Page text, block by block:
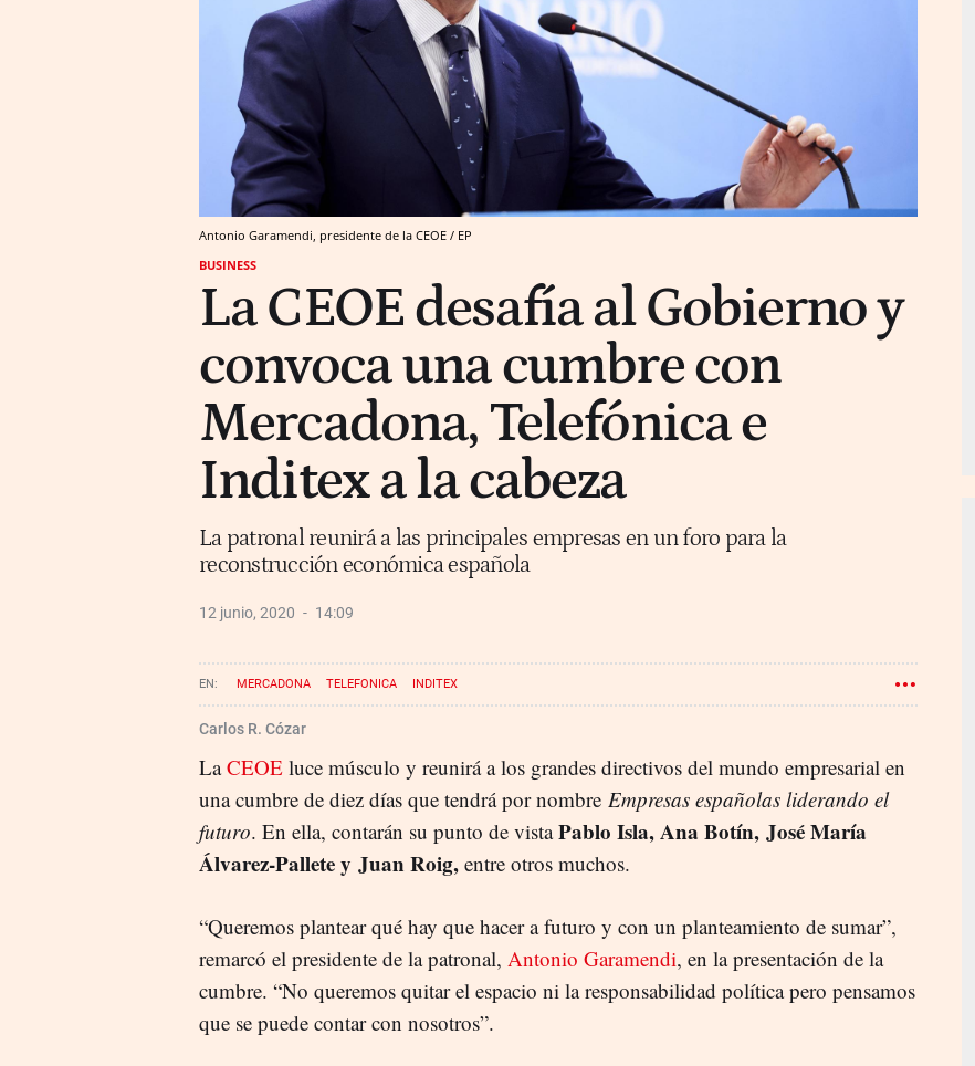
Antonio Garamendi, presidente de la CEOE / EP
BUSINESS
La CEOE desafía al Gobierno y
convoca una cumbre con
Mercadona, Telefónica e
Inditex a la cabeza
La patronal reunirá a las principales empresas en un foro para la
reconstrucción económica española
12 junio, 2020 14:09
MERCADONA TELEFONICA INDITEX
Carlos R. Cózar
LaCEOE luce músculo y reunirá a los grandes directivos del mundo empresarial en
una cumbre de diez días que tendrá por nombre Empresas españolas liderando el
futuro. En ella, contarán su punto de vistaPablo Isla, Ana Botín, José María
Álvarez-Pallete y Juan Roig, entre otros muchos.
“Queremos plantear qué hay que hacer a futuro y con un planteamiento de sumar”,
remarcó el presidente de la patronal, Antonio Garamendi, en la presentación de la
cumbre. “No queremos quitar el espacio ni la responsabilidad política pero pensamos
que se puede contar con nosotros”.